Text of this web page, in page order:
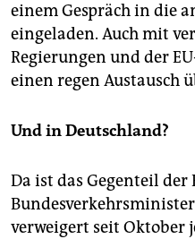
einem Gespräch in die
eingeladen. Auch mit
Regierungen und der
einen regen Austausch
Und in Deutschland?
Da ist das Gegenteil der
verweigert seit Oktober